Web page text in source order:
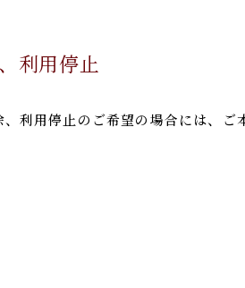
利用停止
利用停止のご希望の場合には、